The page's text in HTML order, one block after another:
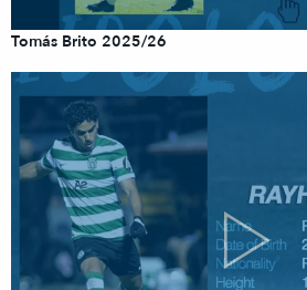
Tomás Brito 2025/26